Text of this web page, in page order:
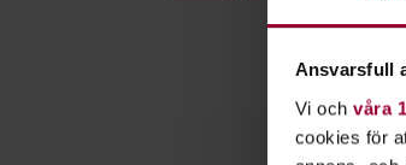
Ansvarsfull
Vi och våra
cookies för